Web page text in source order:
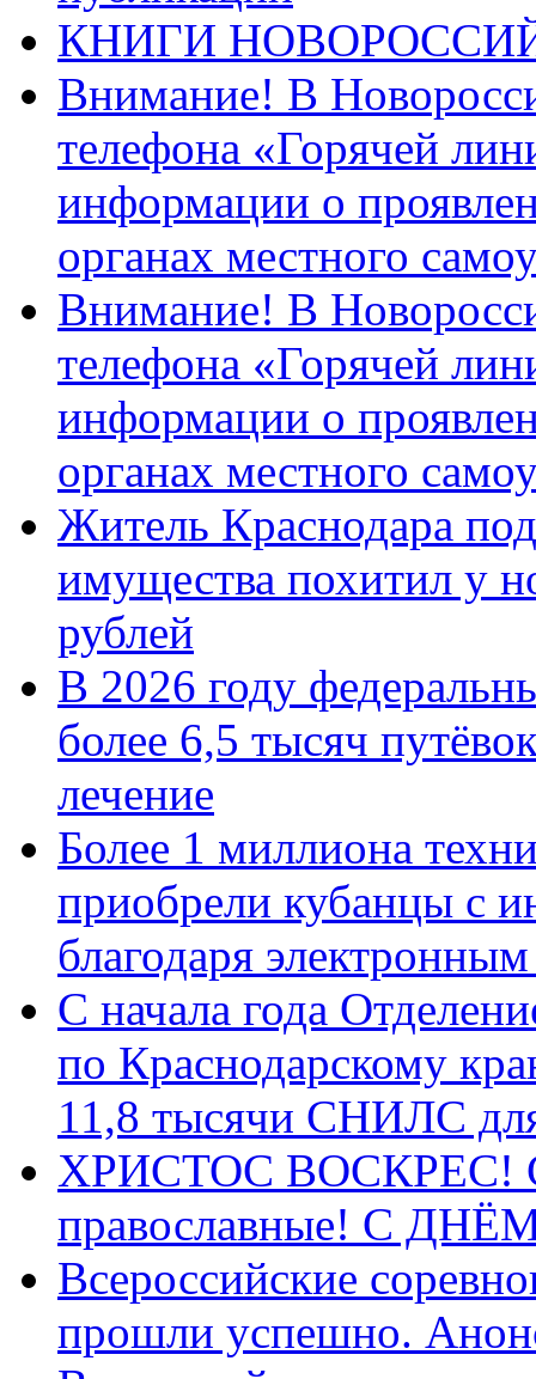
КНИГИ
Внимание! В
телефона «Горячей
информации о
органах местного
Внимание! В
телефона «Горячей
информации о
органах местного
Житель Краснодара
имущества похитил у
рублей
В 2026 году
более 6,5 тысяч
лечение
Более 1 миллиона
приобрели кубанцы с
благодаря
С начала года
по Краснодарскому
11,8 тысячи СНИЛС
ХРИСТОС ВОСКРЕС! С
православные! C
Всероссийские
прошли успешно.